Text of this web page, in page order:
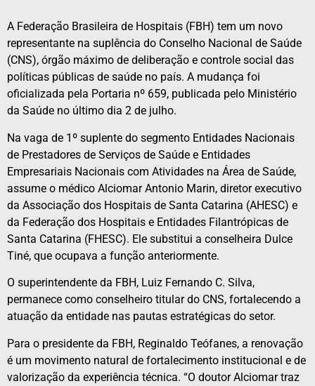
A Federação Brasileira de Hospitais (FBH) tem um novo
representante na suplência do Conselho Nacional de Saúde
(CNS), órgão máximo de deliberação e controle social das
políticas públicas de saúde no país. A mudança foi
oficializada pela Portaria nº 659, publicada pelo Ministério
da Saúde no último dia 2 de julho.
Na vaga de 1º suplente do segmento Entidades Nacionais
de Prestadores de Serviços de Saúde e Entidades
Empresariais Nacionais com Atividades na Área de Saúde,
assume o médico Alciomar Antonio Marin, diretor executivo
da Associação dos Hospitais de Santa Catarina (AHESC) e
da Federação dos Hospitais e Entidades Filantrópicas de
Santa Catarina (FHESC). Ele substitui a conselheira Dulce
Tiné, que ocupava a função anteriormente.
O superintendente da FBH, Luiz Fernando C. Silva,
permanece como conselheiro titular do CNS, fortalecendo a
atuação da entidade nas pautas estratégicas do setor.
Para o presidente da FBH, Reginaldo Teófanes, a renovação
é um movimento natural de fortalecimento institucional e de
valorização da experiência técnica. “O doutor Alciomar traz